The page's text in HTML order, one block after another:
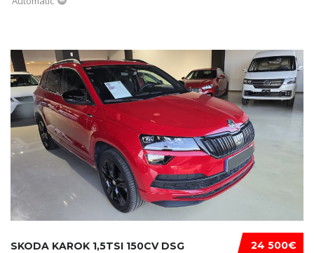
24 500€
SKODA KAROK 1,5TSI 150CV DSG